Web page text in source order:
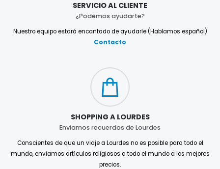
SERVICIO AL CLIENTE
¿Podemos ayudarte?
Nuestro equipo estará encantado de ayudarle (Hablamos español)
Contacto
SHOPPING A LOURDES
Enviamos recuerdos de Lourdes
Conscientes de que un viaje a Lourdes no es posible para todo el
mundo, enviamos artículos religiosos a todo el mundo a los mejores
precios.